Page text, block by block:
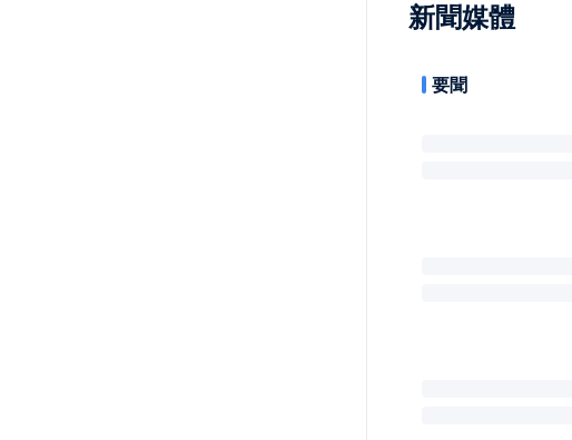
新聞媒體
要聞